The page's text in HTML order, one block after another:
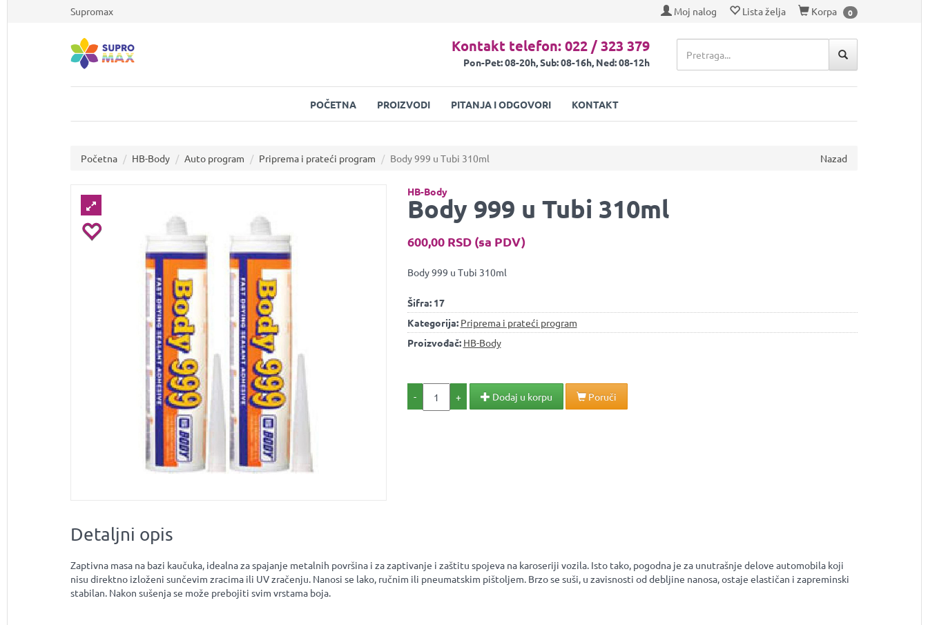
Supromax Moj nalog Lista želja Korpa 0
Kontakt telefon: 022 / 323 379
Pon-Pet: 08-20h, Sub: 08-16h, Ned: 08-12h
POČETNA PROIZVODI PITANJA I ODGOVORI KONTAKT
Početna HB-Body Auto program Priprema i prateći program Body 999 u Tubi 310ml Nazad
HB-Body
Body 999 u Tubi 310ml
600,00 RSD (sa PDV)
Body 999 u Tubi 310ml
Šifra: 17
Kategorija: Priprema i prateći program
Proizvođač: HB-Body
- + Dodaj u korpu Poruči
Detaljni opis
Zaptivna masa na bazi kaučuka, idealna za spajanje metalnih površina i za zaptivanje i zaštitu spojeva na karoseriji vozila. Isto tako, pogodna je za unutrašnje delove automobila koji
nisu direktno izloženi sunčevim zracima ili UV zračenju. Nanosi se lako, ručnim ili pneumatskim pištoljem. Brzo se suši, u zavisnosti od debljine nanosa, ostaje elastičan i zapreminski
stabilan. Nakon sušenja se može prebojiti svim vrstama boja.